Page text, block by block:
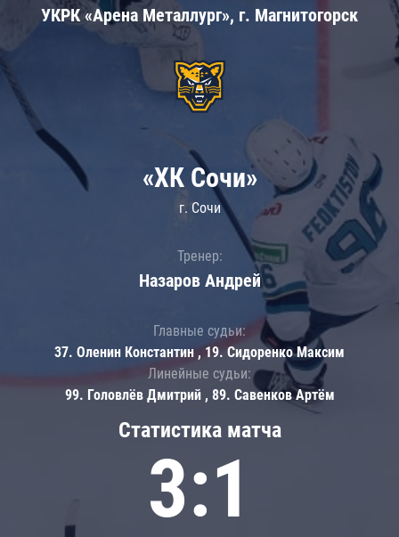
УКРК «Арена Металлург», г. Магнитогорск
Статистика матча
3:1
«ХК Сочи»
г. Сочи
Тренер:
Назаров Андрей
Главные судьи:
37. Оленин Константин , 19. Сидоренко Максим
Линейные судьи:
99. Головлёв Дмитрий , 89. Савенков Артём